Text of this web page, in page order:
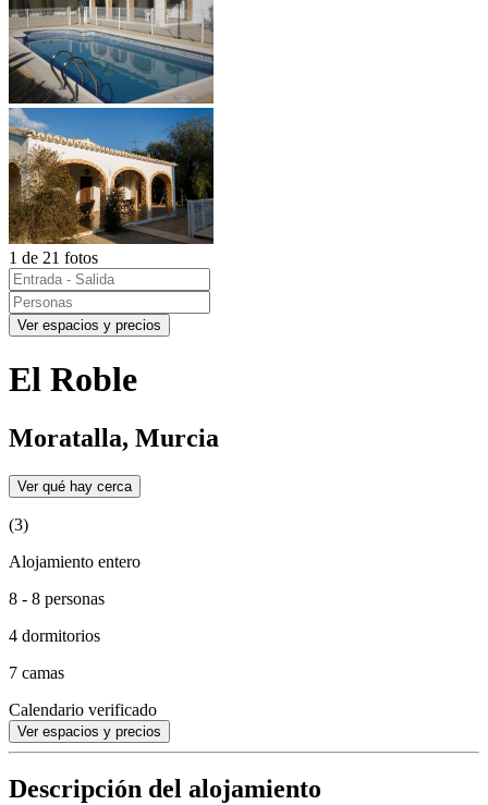
1 de 21 fotos
Ver espacios y precios
El Roble
Moratalla, Murcia
Ver qué hay cerca
(3)
Alojamiento entero
8 - 8 personas
4 dormitorios
7 camas
Calendario verificado
Ver espacios y precios
Descripción del alojamiento